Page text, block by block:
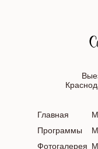
Главная
Программы
Фотогалерея